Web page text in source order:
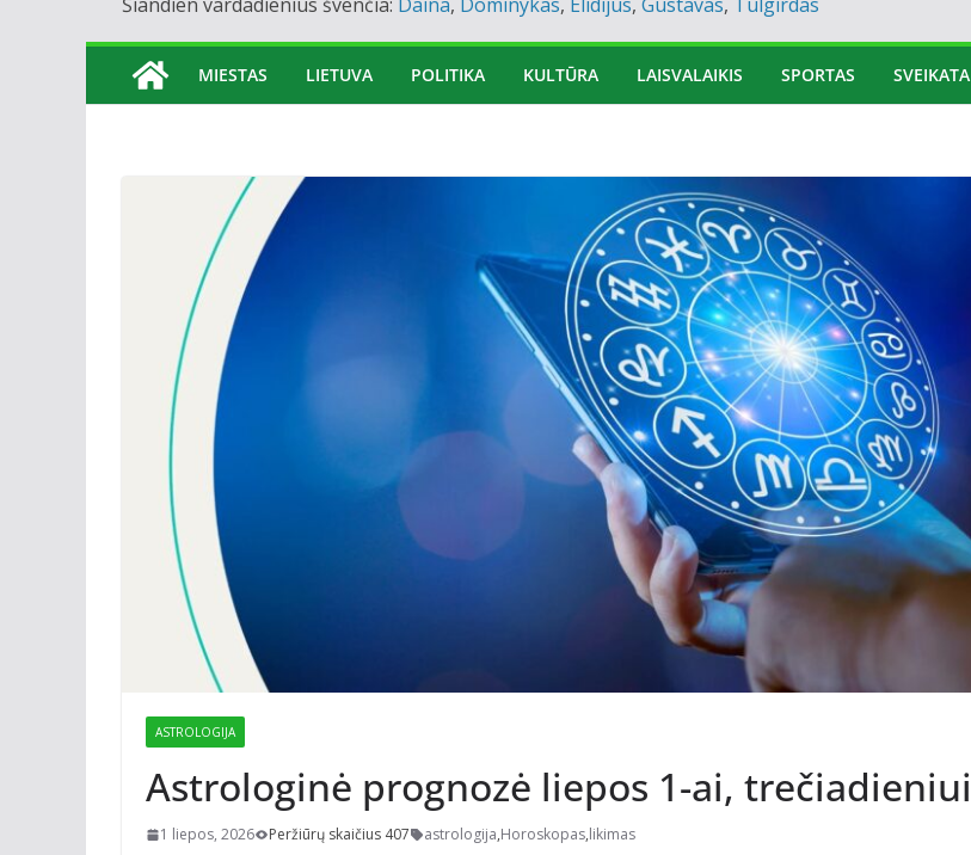
MIESTAS LIETUVA POLITIKA KULTŪRA LAISVALAIKIS SPORTAS SVEIKATA
ASTROLOGIJA
Astrologinė prognozė liepos 1-ai, trečiadieniui
1 liepos, 2026 Peržiūrų skaičius 407 astrologija,Horoskopas,likimas